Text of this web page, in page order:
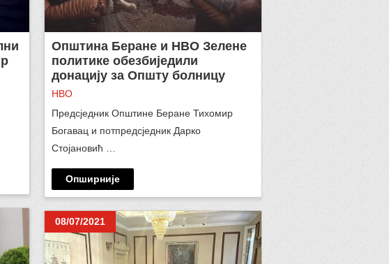
Општина Беране и НВО Зелене
политике обезбиједили
донацију за Општу болницу
НВО
Предсједник Општине Беране Тихомир
Богавац и потпредсједник Дарко
Стојановић …
Опширније
08/07/2021